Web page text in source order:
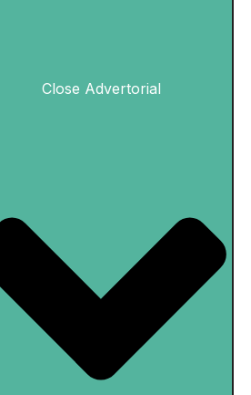
Close Advertorial